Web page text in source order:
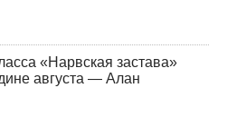
«Нарвская застава»
августа — Алан